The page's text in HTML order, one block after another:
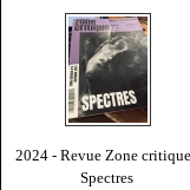
2024 - Revue Zone
Spectres